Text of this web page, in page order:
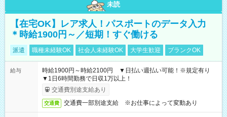
未読
【在宅OK】レア求人！パスポートのデータ入力
＊時給1900円～／短期！すぐ働ける
派遣 職種未経験OK 社会人未経験OK 大学生歓迎 ブランクOK
給与
時給1900円～時給2100円 ▼日払い週払い可能！※規定有り
▼1日6時間勤務で日収1万以上！
交通費別途支給あり
交通費 交通費一部別途支給 ※お仕事によって変動あり